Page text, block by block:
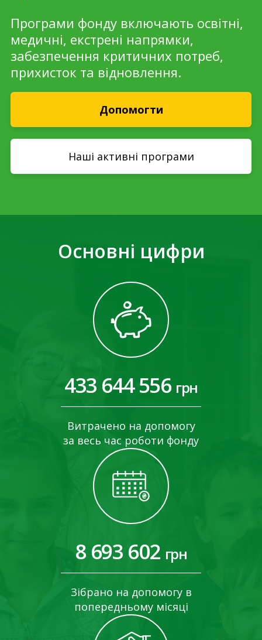
Програми фонду включають освітні,
медичні, екстрені напрямки,
забезпечення критичних потреб,
прихисток та відновлення.
Допомогти
Наші активні програми
Основні цифри
433 644 556 грн
Витрачено на допомогу
за весь час роботи фонду
8 693 602 грн
Зібрано на допомогу в
попередньому місяці